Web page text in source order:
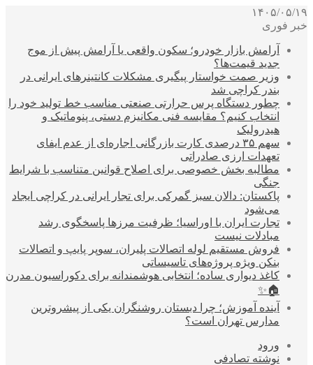
۱۴۰۵/۰۵/۱۹
خبر فوری
آرامش بازار خودرو؛ سکون واقعی یا آرامش پیش از موج
جدید قیمت‌ها؟
وزیر صمت خواستار پیگیری مشکلات کانتینرهای ایرانی در
بندر کراچی شد
چطور دستگاه پرس حرارتی صنعتی مناسب خط تولید خود را
انتخاب کنیم؟ مقایسه فنی مکانیزم دستی، پنوماتیک و
هیدرولیک
سهم ۳۵ درصدی کارت بازرگانی اجاره‌ای از عدم ایفای
تعهدات ارزی صادراتی
مطالبه بخش خصوصی برای اصلاح قوانین متناسب با شرایط
جنگی
پاکستان: دالان سبز گمرکی برای تجار ایرانی در کراچی ایجاد
می‌شود
تجارت ایران با اوراسیا؛ ظرفیت مرزها پاسخگوی رشد
مبادلات نیست
فروش مستقیم لوله اتصالات پلیران، سوپر پایپ و اتصالات
بنکن ویژه پروژه‌های تاسیساتی
کاغذ دیواری ساده؛ انتخابی هوشمندانه برای دکوراسیون مدرن
🏠✨
آینده آموزش؛ چرا دبستان روشنگران یکی از پیشروترین
مدارس تهران است؟
ورود
نوشته تصادفی